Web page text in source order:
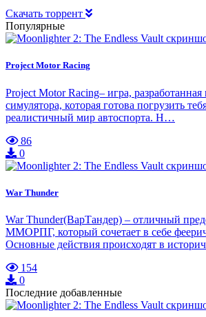
Скачать торрент
Популярные
Project Motor Racing
Project Motor Racing– игра,
симулятора, которая готова погрузить
реалистичный мир автоспорта. Н…
86
0
War Thunder
War Thunder(ВарТандер) – отличный
ММОРПГ, который сочетает в себе
Основные действия происходят в
154
0
Последние добавленные